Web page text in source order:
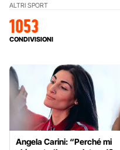
ALTRI SPORT
1053
CONDIVISIONI
Angela Carini: “Perché mi